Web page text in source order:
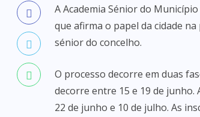
A Academia Sénior do
que afirma o papel da cidade
sénior do concelho.
O processo decorre em duas
decorre entre 15 e 19 de
22 de junho e 10 de julho. As